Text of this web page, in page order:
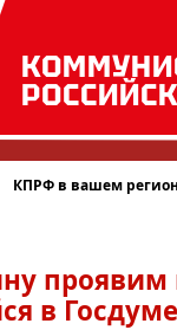
КПРФ в вашем
проявим
в